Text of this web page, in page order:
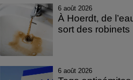
6 août 2026
À Hoerdt, de
sort des robinets
6 août 2026